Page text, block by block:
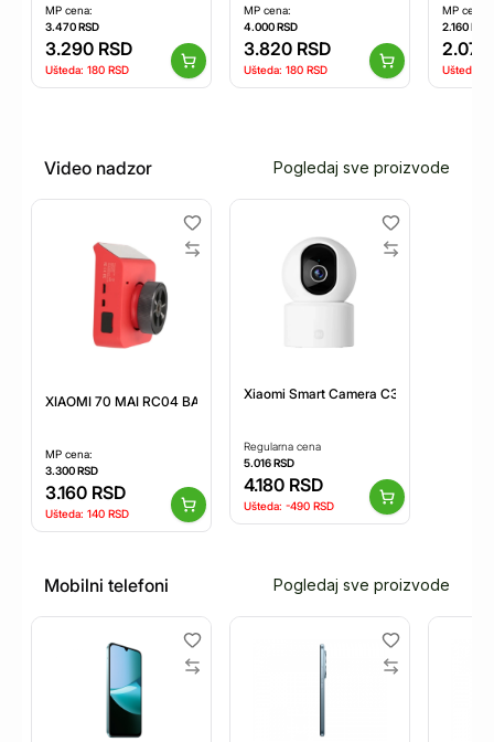
MP cena:
3.470RSD
3.290 RSD
Ušteda: 180 RSD
MP cena:
4.000RSD
3.820 RSD
Ušteda: 180 RSD
MP cena:
2.160RSD
2.070
Ušteda:
Video nadzor Pogledaj sve proizvode
XIAOMI 70 MAI RC04 BACKUP CAMERA
MP cena:
3.300RSD
3.160 RSD
Ušteda: 140 RSD
Xiaomi Smart Camera C302
Regularna cena
5.016RSD
4.180 RSD
Ušteda: -490 RSD
Mobilni telefoni Pogledaj sve proizvode